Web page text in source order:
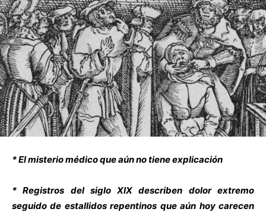
* El misterio médico que aún no tiene explicación
* Registros del siglo XIX describen dolor extremo
seguido de estallidos repentinos que aún hoy carecen